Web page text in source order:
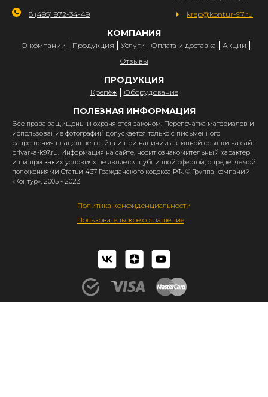
8 (495) 972-34-49 krep@kontur-97.ru
КОМПАНИЯ
О компании Продукция Услуги Оплата и доставка
Акции
Отзывы
ПРОДУКЦИЯ
Крепёж Оборудование
ПОЛЕЗНАЯ ИНФОРМАЦИЯ
Все права защищены и охраняются законом. Перепечатка материалов и
использование фотографий допускается только с письменного
разрешения владельцев сайта и при наличии активной ссылки на сайт
privarka-k97.ru. Информация на сайте, носит ознакомительный характер
и ни при каких условиях не является публичной офертой, определяемой
положениями Статьи 437 Гражданского кодекса РФ. © Группа компаний
«Контур», 2005 - 2023
Политика конфиденциальности
Пользовательское соглашение